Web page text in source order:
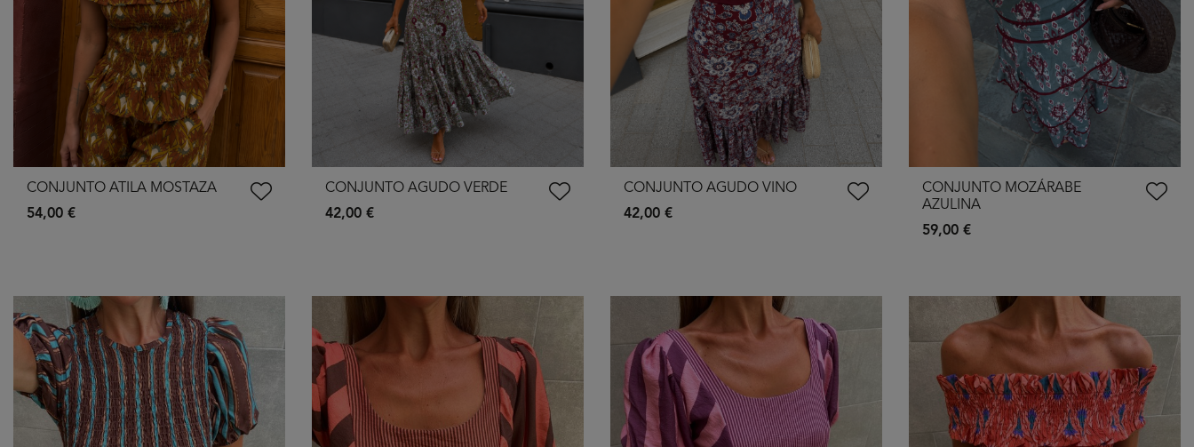
CONJUNTO ATILA MOSTAZA
54,00 €
CONJUNTO AGUDO VERDE
42,00 €
CONJUNTO AGUDO VINO
42,00 €
CONJUNTO MOZÁRABE
AZULINA
59,00 €